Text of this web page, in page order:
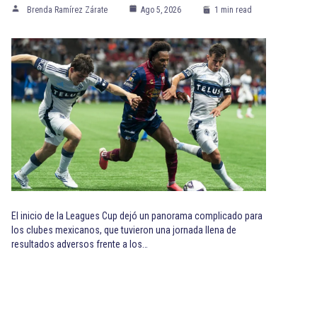
Brenda Ramírez Zárate Ago 5, 2026 1 min read
El inicio de la Leagues Cup dejó un panorama complicado para
los clubes mexicanos, que tuvieron una jornada llena de
resultados adversos frente a los…